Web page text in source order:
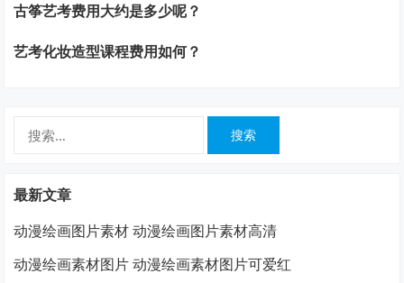
古筝艺考费用大约是多少呢？
艺考化妆造型课程费用如何？
最新文章
动漫绘画图片素材 动漫绘画图片素材高清
动漫绘画素材图片 动漫绘画素材图片可爱红